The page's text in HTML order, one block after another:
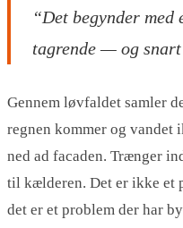
“Det begynder
tagrende — og
Gennem løvfaldet samler
regnen kommer og vandet
ned ad facaden. Trænger
til kælderen. Det er ikke et
det er et problem der har